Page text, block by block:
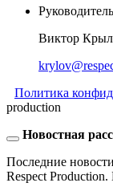
Виктор
Политика
production
Новостная
Последние
Respect Production.